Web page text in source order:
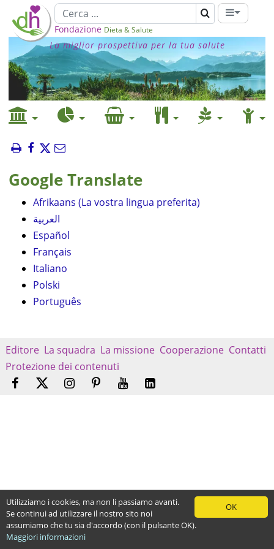
Fondazione Dieta & Salute
La miglior prospettiva per la tua salute
Google Translate
Afrikaans (La vostra lingua preferita)
العربية
Español
Français
Italiano
Polski
Português
Editore La squadra La missione Cooperazione Contatti
Protezione dei contenuti
OK
Utilizziamo i cookies, ma non li passiamo avanti.
Se continui ad utilizzare il nostro sito noi
assumiamo che tu sia d'accordo (con il pulsante OK).
Maggiori informazioni